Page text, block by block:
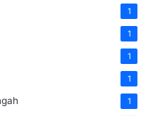
1
1
1
1
1